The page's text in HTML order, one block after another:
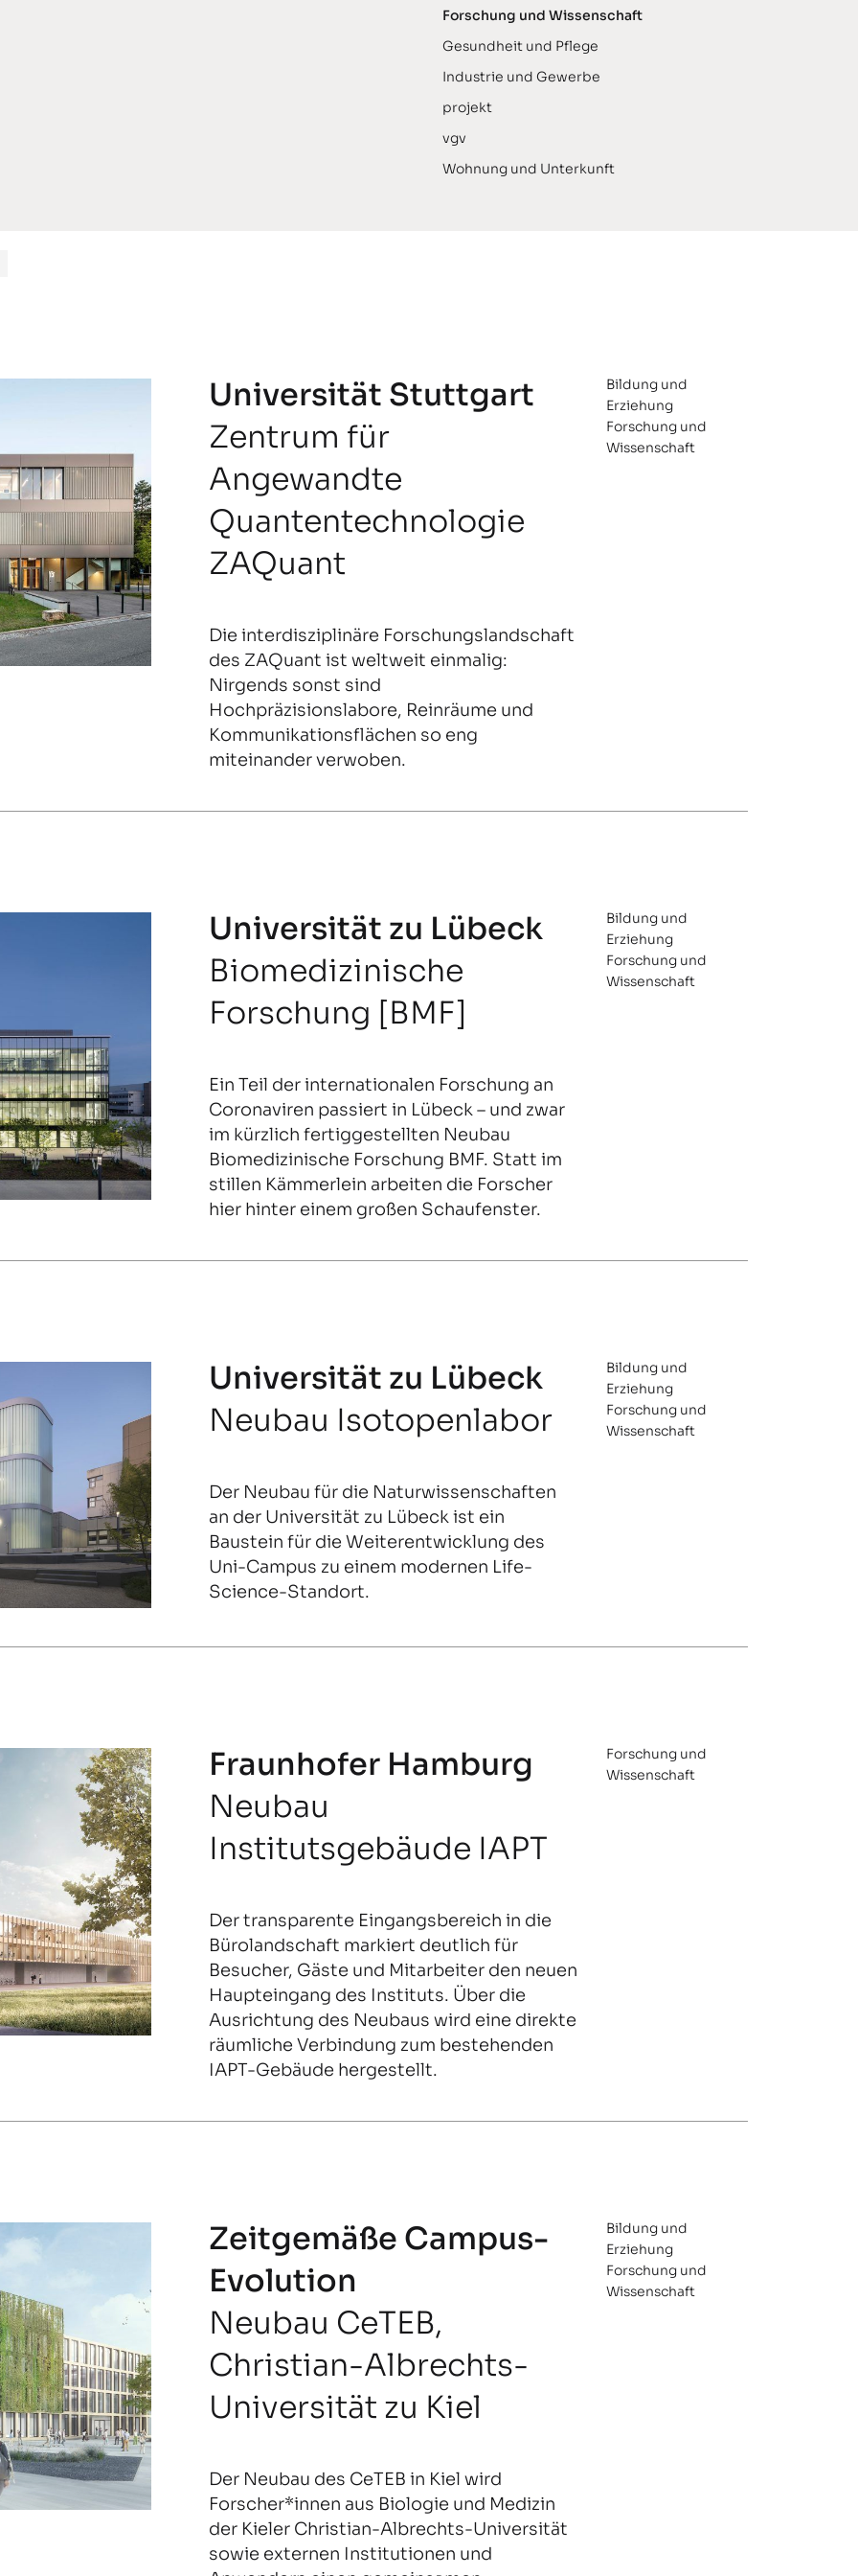
Forschung und Wissenschaft
Gesundheit und Pflege
Industrie und Gewerbe
projekt
vgv
Wohnung und Unterkunft
Universität Stuttgart
Zentrum für
Angewandte
Quantentechnologie
ZAQuant
Die interdisziplinäre Forschungslandschaft
des ZAQuant ist weltweit einmalig:
Nirgends sonst sind
Hochpräzisionslabore, Reinräume und
Kommunikationsflächen so eng
miteinander verwoben.
Bildung und
Erziehung
Forschung und
Wissenschaft
Universität zu Lübeck
Biomedizinische
Forschung [BMF]
Ein Teil der internationalen Forschung an
Coronaviren passiert in Lübeck – und zwar
im kürzlich fertiggestellten Neubau
Biomedizinische Forschung BMF. Statt im
stillen Kämmerlein arbeiten die Forscher
hier hinter einem großen Schaufenster.
Bildung und
Erziehung
Forschung und
Wissenschaft
Universität zu Lübeck
Neubau Isotopenlabor
Der Neubau für die Naturwissenschaften
an der Universität zu Lübeck ist ein
Baustein für die Weiterentwicklung des
Uni-Campus zu einem modernen Life-
Science-Standort.
Bildung und
Erziehung
Forschung und
Wissenschaft
Fraunhofer Hamburg
Neubau
Institutsgebäude IAPT
Der transparente Eingangsbereich in die
Bürolandschaft markiert deutlich für
Besucher, Gäste und Mitarbeiter den neuen
Haupteingang des Instituts. Über die
Ausrichtung des Neubaus wird eine direkte
räumliche Verbindung zum bestehenden
IAPT-Gebäude hergestellt.
Forschung und
Wissenschaft
Zeitgemäße Campus-
Evolution
Neubau CeTEB,
Christian-Albrechts-
Universität zu Kiel
Der Neubau des CeTEB in Kiel wird
Forscher*innen aus Biologie und Medizin
der Kieler Christian-Albrechts-Universität
sowie externen Institutionen und
Bildung und
Erziehung
Forschung und
Wissenschaft